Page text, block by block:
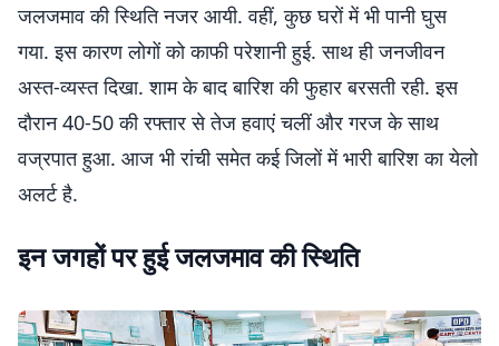
जलजमाव की स्थिति नजर आयी. वहीं, कुछ घरों में भी पानी घुस
गया. इस कारण लोगों को काफी परेशानी हुई. साथ ही जनजीवन
अस्त-व्यस्त दिखा. शाम के बाद बारिश की फुहार बरसती रही. इस
दौरान 40-50 की रफ्तार से तेज हवाएं चलीं और गरज के साथ
वज्रपात हुआ. आज भी रांची समेत कई जिलों में भारी बारिश का येलो
अलर्ट है.
इन जगहों पर हुई जलजमाव की स्थिति